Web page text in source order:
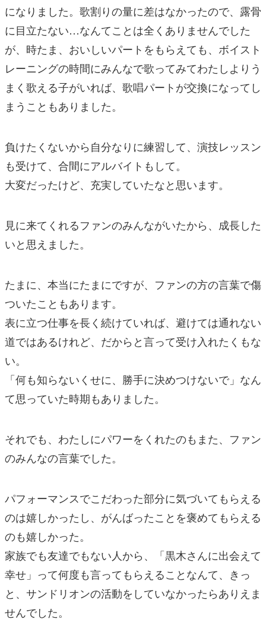
になりました。歌割りの量に差はなかったので、露骨
に目立たない…なんてことは全くありませんでした
が、時たま、おいしいパートをもらえても、ボイスト
レーニングの時間にみんなで歌ってみてわたしよりう
まく歌える子がいれば、歌唱パートが交換になってし
まうこともありました。
負けたくないから自分なりに練習して、演技レッスン
も受けて、合間にアルバイトもして。
大変だったけど、充実していたなと思います。
見に来てくれるファンのみんながいたから、成長した
いと思えました。
たまに、本当にたまにですが、ファンの方の言葉で傷
ついたこともあります。
表に立つ仕事を長く続けていれば、避けては通れない
道ではあるけれど、だからと言って受け入れたくもな
い。
「何も知らないくせに、勝手に決めつけないで」なん
て思っていた時期もありました。
それでも、わたしにパワーをくれたのもまた、ファン
のみんなの言葉でした。
パフォーマンスでこだわった部分に気づいてもらえる
のは嬉しかったし、がんばったことを褒めてもらえる
のも嬉しかった。
家族でも友達でもない人から、「黒木さんに出会えて
幸せ」って何度も言ってもらえることなんて、きっ
と、サンドリオンの活動をしていなかったらありえま
せんでした。